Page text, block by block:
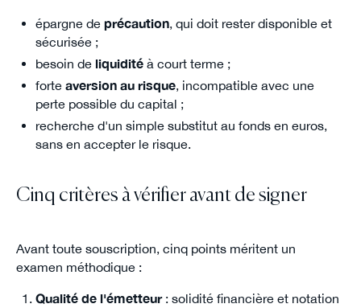
épargne de précaution, qui doit rester disponible et
sécurisée ;
besoin de liquiditéà court terme ;
forte aversion au risque, incompatible avec une
perte possible du capital ;
recherche d'un simple substitut au fonds en euros,
sans en accepter le risque.
Cinq critères à vérifier avant de signer
Avant toute souscription, cinq points méritent un
examen méthodique :
Qualité de l'émetteur: solidité financière et notation